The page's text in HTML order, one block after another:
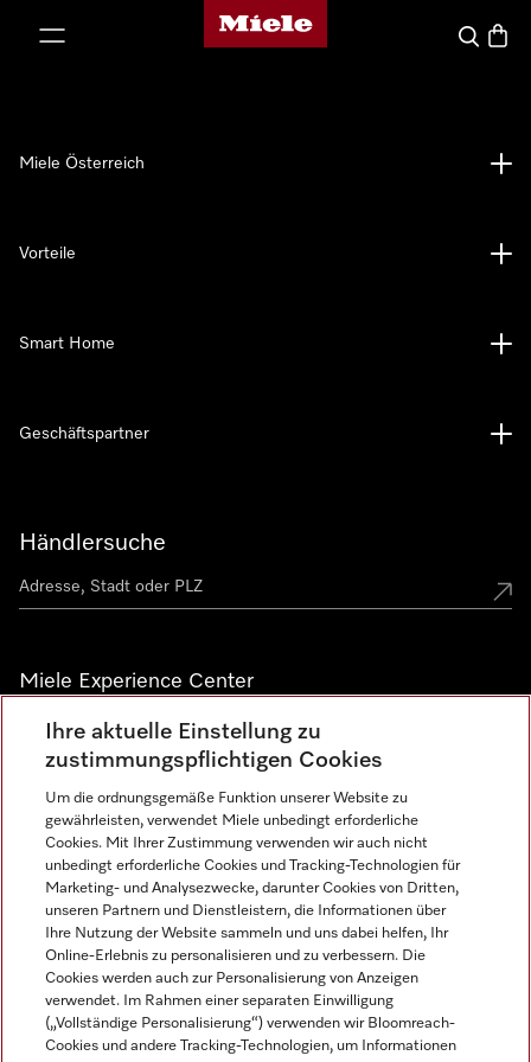
Miele-Homepage
Suche
Händlersuche
Miele Experience Center
Alle Miele Experience Center anzeigen
Newsletter
Miele Österreich
Vorteile
Smart Home
Geschäftspartner
Miele auf Instagram
Miele auf Facebook
Miele auf Youtube
Ihre aktuelle Einstellung zu
zustimmungspflichtigen Cookies
Um die ordnungsgemäße Funktion unserer Website zu
gewährleisten, verwendet Miele unbedingt erforderliche
Cookies. Mit Ihrer Zustimmung verwenden wir auch nicht
unbedingt erforderliche Cookies und Tracking-Technologien für
Marketing- und Analysezwecke, darunter Cookies von Dritten,
unseren Partnern und Dienstleistern, die Informationen über
Ihre Nutzung der Website sammeln und uns dabei helfen, Ihr
Online-Erlebnis zu personalisieren und zu verbessern. Die
Cookies werden auch zur Personalisierung von Anzeigen
verwendet. Im Rahmen einer separaten Einwilligung
(„Vollständige Personalisierung“) verwenden wir Bloomreach-
Cookies und andere Tracking-Technologien, um Informationen